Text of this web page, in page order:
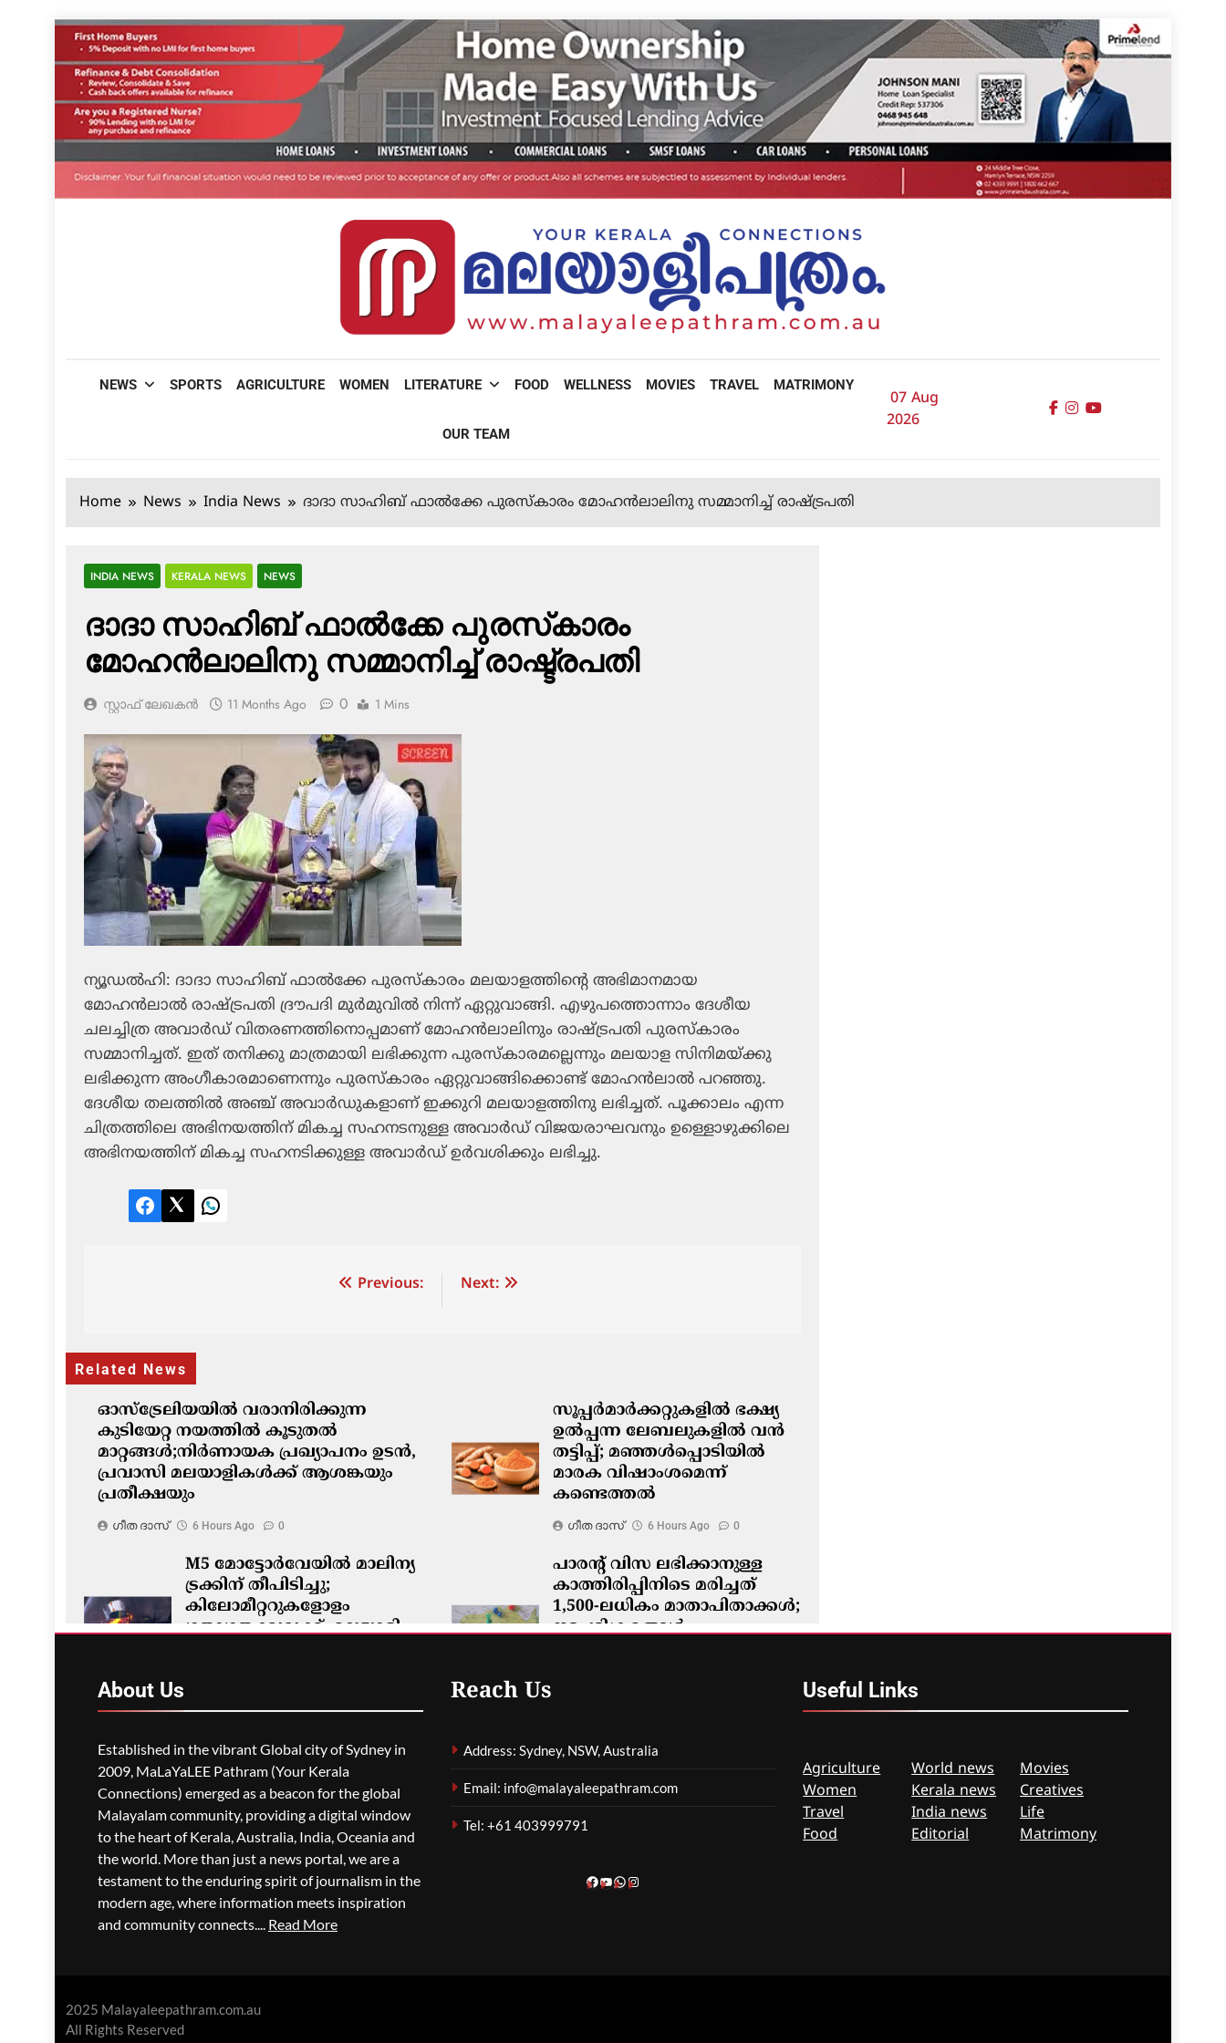
Skip
content
NEWS SPORTS AGRICULTURE WOMEN LITERATURE FOOD WELLNESS MOVIES TRAVEL MATRIMONY
OUR TEAM
07 Aug
2026
Home News India News ദാദാ സാഹിബ് ഫാല്‍ക്കേ പുരസ്‌കാരം മോഹന്‍ലാലിനു സമ്മാനിച്ച് രാഷ്ട്രപതി
INDIA NEWS KERALA NEWS NEWS
ദാദാ സാഹിബ് ഫാല്‍ക്കേ പുരസ്‌കാരം
മോഹന്‍ലാലിനു സമ്മാനിച്ച് രാഷ്ട്രപതി
സ്റ്റാഫ് ലേഖകൻ 11 Months Ago 0 1 Mins
ന്യൂഡല്‍ഹി: ദാദാ സാഹിബ് ഫാല്‍ക്കേ പുരസ്‌കാരം മലയാളത്തിന്റെ അഭിമാനമായ
മോഹന്‍ലാല്‍ രാഷ്ട്രപതി ദ്രൗപദി മുര്‍മുവില്‍ നിന്ന് ഏറ്റുവാങ്ങി. എഴുപത്തൊന്നാം ദേശീയ
ചലച്ചിത്ര അവാര്‍ഡ് വിതരണത്തിനൊപ്പമാണ് മോഹന്‍ലാലിനും രാഷ്ട്രപതി പുരസ്‌കാരം
സമ്മാനിച്ചത്. ഇത് തനിക്കു മാത്രമായി ലഭിക്കുന്ന പുരസ്‌കാരമല്ലെന്നും മലയാള സിനിമയ്ക്കു
ലഭിക്കുന്ന അംഗീകാരമാണെന്നും പുരസ്‌കാരം ഏറ്റുവാങ്ങിക്കൊണ്ട് മോഹന്‍ലാല്‍ പറഞ്ഞു.
ദേശീയ തലത്തില്‍ അഞ്ച് അവാര്‍ഡുകളാണ് ഇക്കുറി മലയാളത്തിനു ലഭിച്ചത്. പൂക്കാലം എന്ന
ചിത്രത്തിലെ അഭിനയത്തിന് മികച്ച സഹനടനുള്ള അവാര്‍ഡ് വിജയരാഘവനും ഉള്ളൊഴുക്കിലെ
അഭിനയത്തിന് മികച്ച സഹനടിക്കുള്ള അവാര്‍ഡ് ഉര്‍വശിക്കും ലഭിച്ചു.
Facebook
TwitterLinkedIn
Previous: Next:
Related News
ഓസ്‌ട്രേലിയയിൽ വരാനിരിക്കുന്ന
കുടിയേറ്റ നയത്തിൽ കൂടുതൽ
മാറ്റങ്ങൾ;നിർണായക പ്രഖ്യാപനം ഉടൻ,
പ്രവാസി മലയാളികൾക്ക് ആശങ്കയും
പ്രതീക്ഷയും
ഗീത ദാസ്‌ 6 Hours Ago 0
സൂപ്പർമാർക്കറ്റുകളിൽ ഭക്ഷ്യ
ഉൽപ്പന്ന ലേബലുകളിൽ വൻ
തട്ടിപ്പ്; മഞ്ഞൾപ്പൊടിയിൽ
മാരക വിഷാംശമെന്ന്
കണ്ടെത്തൽ
ഗീത ദാസ്‌ 6 Hours Ago 0
M5 മോട്ടോർവേയിൽ മാലിന്യ
ട്രക്കിന് തീപിടിച്ചു;
കിലോമീറ്ററുകളോളം
ഗതാഗതക്കുരുക്ക്, മലയാളി
പാരന്റ് വിസ ലഭിക്കാനുള്ള
കാത്തിരിപ്പിനിടെ മരിച്ചത്
1,500-ലധികം മാതാപിതാക്കൾ;
നടപടിക്രമങ്ങൾ
About Us
Established in the vibrant Global city of Sydney in
2009, MaLaYaLEE Pathram (Your Kerala
Connections) emerged as a beacon for the global
Malayalam community, providing a digital window
to the heart of Kerala, Australia, India, Oceania and
the world. More than just a news portal, we are a
testament to the enduring spirit of journalism in the
modern age, where information meets inspiration
and community connects.... Read More
Reach Us
Address: Sydney, NSW, Australia
Email: info@malayaleepathram.com
Tel: +61 403999791
Facebook
YouTube
WhatsApp
Instagram
Useful Links
Agriculture
Women
Travel
Food
World news
Kerala news
India news
Editorial
Movies
Creatives
Life
Matrimony
2025 Malayaleepathram.com.au
All Rights Reserved